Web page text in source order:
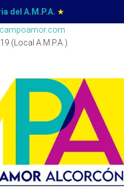
del A.M.P.A. ★
(Local A.M.P.A.)